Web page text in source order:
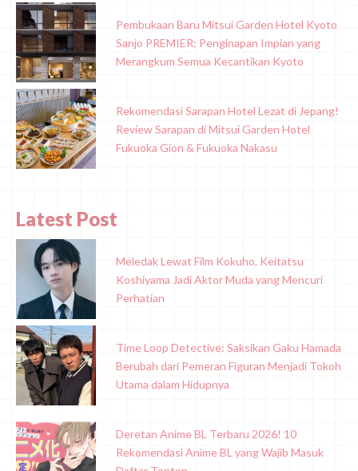
Pembukaan Baru Mitsui Garden Hotel Kyoto
Sanjo PREMIER: Penginapan Impian yang
Merangkum Semua Kecantikan Kyoto
Rekomendasi Sarapan Hotel Lezat di Jepang!
Review Sarapan di Mitsui Garden Hotel
Fukuoka Gion & Fukuoka Nakasu
Latest Post
Meledak Lewat Film Kokuho, Keitatsu
Koshiyama Jadi Aktor Muda yang Mencuri
Perhatian
Time Loop Detective: Saksikan Gaku Hamada
Berubah dari Pemeran Figuran Menjadi Tokoh
Utama dalam Hidupnya
Deretan Anime BL Terbaru 2026! 10
Rekomendasi Anime BL yang Wajib Masuk